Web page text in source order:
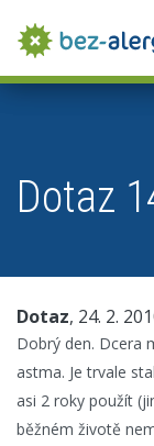
Dotaz
Dotaz, 24. 2.
Dobrý den. Dcera
astma. Je trvale
asi 2 roky použít
běžném životě